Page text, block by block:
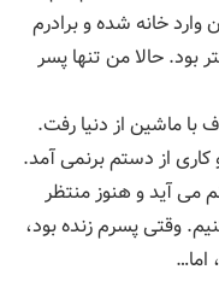
وارد خانه شده و برادرم
بود. حالا من تنها پسر
ماشین از دنیا رفت.
از دستم برنمی آمد.
می آید و هنوز منتظر
وقتی پسرم زنده بود،
اما…